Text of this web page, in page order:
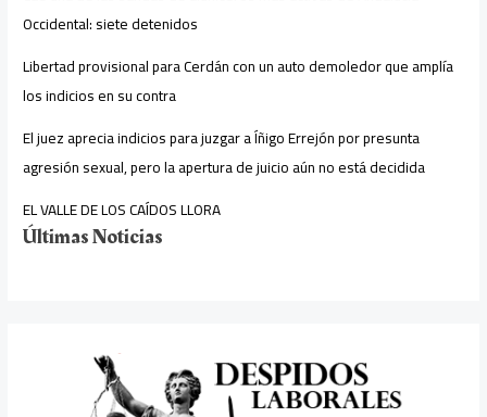
Occidental: siete detenidos
Libertad provisional para Cerdán con un auto demoledor que amplía
los indicios en su contra
El juez aprecia indicios para juzgar a Íñigo Errejón por presunta
agresión sexual, pero la apertura de juicio aún no está decidida
EL VALLE DE LOS CAÍDOS LLORA
Últimas Noticias